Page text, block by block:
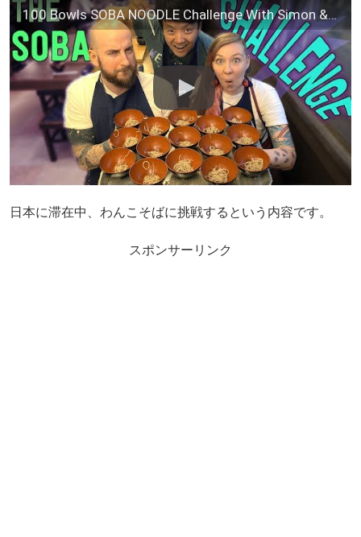
100 Bowls SOBA NOODLE Challenge With Simon & Martina in Yokohama Japan
日本に滞在中、わんこそばに挑戦するという内容です。
スポンサーリンク